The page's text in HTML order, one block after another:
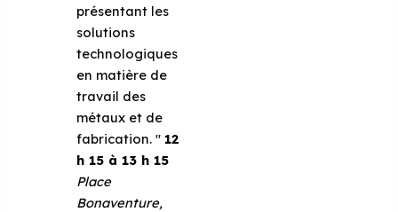
présentant les
solutions
technologiques
en matière de
travail des
métaux et de
fabrication. ''12
h 15 à 13 h 15
Place
Bonaventure,